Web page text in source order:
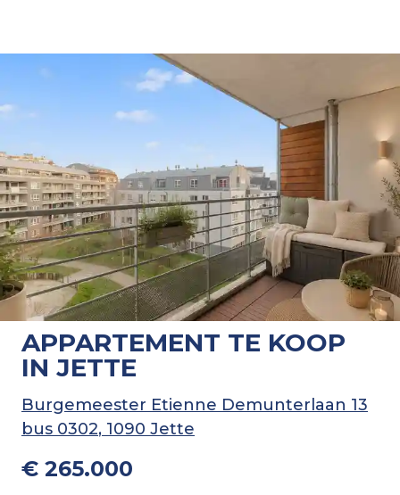
APPARTEMENT TE KOOP
IN JETTE
Burgemeester Etienne Demunterlaan 13
bus 0302, 1090 Jette
€ 265.000